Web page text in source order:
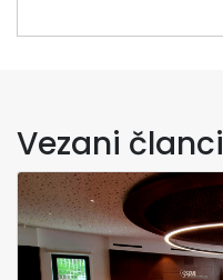
Vezani članci